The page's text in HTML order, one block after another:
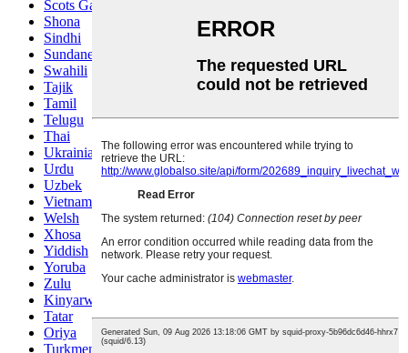
Scots Gaelic
Shona
Sindhi
Sundanese
Swahili
Tajik
Tamil
Telugu
Thai
Ukrainian
Urdu
Uzbek
Vietnamese
Welsh
Xhosa
Yiddish
Yoruba
Zulu
Kinyarwanda
Tatar
Oriya
Turkmen